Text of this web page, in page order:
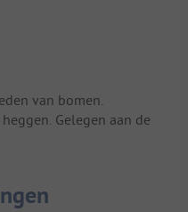
van bomen.
Gelegen aan de